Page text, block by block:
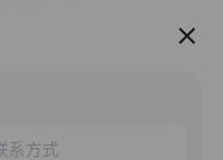
服务推荐